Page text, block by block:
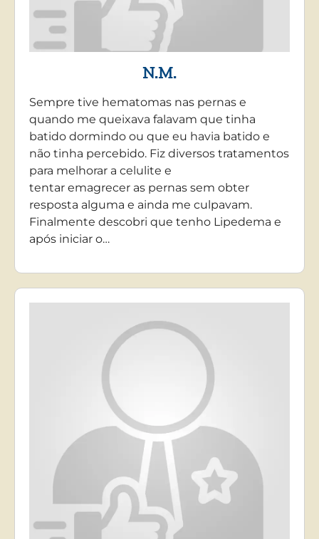
N.M.
Sempre tive hematomas nas pernas e
quando me queixava falavam que tinha
batido dormindo ou que eu havia batido e
não tinha percebido. Fiz diversos tratamentos
para melhorar a celulite e
tentar emagrecer as pernas sem obter
resposta alguma e ainda me culpavam.
Finalmente descobri que tenho Lipedema e
após iniciar o…